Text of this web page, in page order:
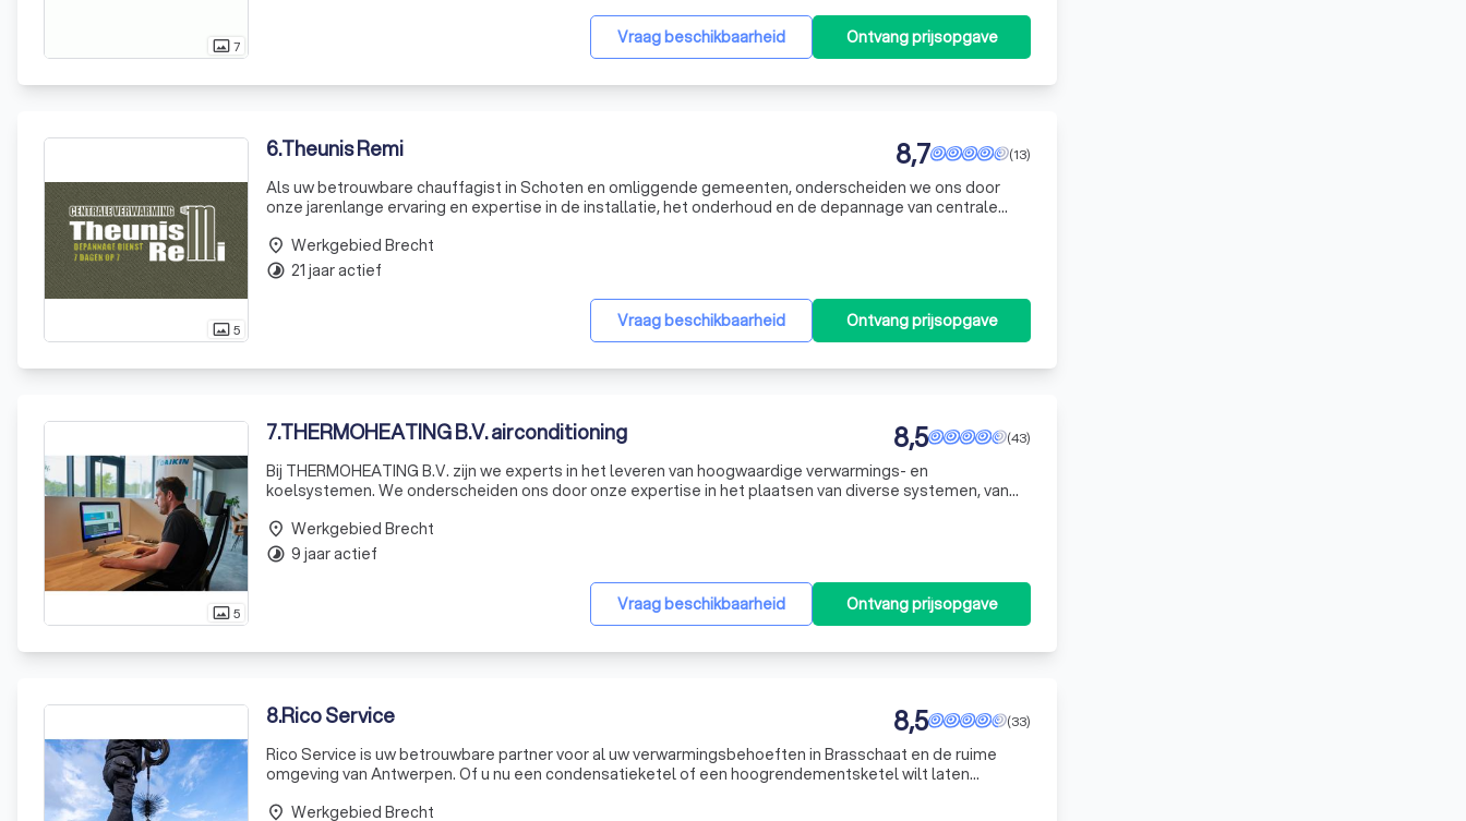
photo_size_select_actual7 Vraag beschikbaarheid Ontvang prijsopgave
photo_size_select_actual5
6.Theunis Remi (13)
8,7
Als uw betrouwbare chauffagist in Schoten en omliggende gemeenten, onderscheiden we ons door
onze jarenlange ervaring en expertise in de installatie, het onderhoud en de depannage van centrale
kwalitei
Vraag beschikbaarheid Ontvang prijsopgave
place Werkgebied Brecht
timelapse 21 jaar actief
photo_size_select_actual5
7.THERMOHEATING B.V. airconditioning (43)
8,5
Bij THERMOHEATING B.V. zijn we experts in het leveren van hoogwaardige verwarmings- en
koelsystemen. We onderscheiden ons door onze expertise in het plaatsen van diverse systemen, van
verwarmen, of
Vraag beschikbaarheid Ontvang prijsopgave
place Werkgebied Brecht
timelapse 9 jaar actief
8.Rico Service (33)
8,5
Rico Service is uw betrouwbare partner voor al uw verwarmingsbehoeften in Brasschaat en de ruime
omgeving van Antwerpen. Of u nu een condensatieketel of een hoogrendementsketel wilt laten
het onderhou
place Werkgebied Brecht